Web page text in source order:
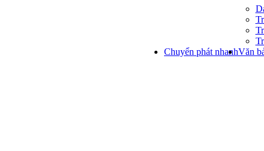
Chuyển phát nhanhVăn